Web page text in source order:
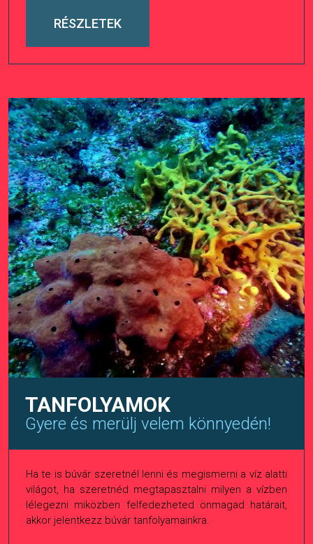
RÉSZLETEK
TANFOLYAMOK
Gyere és merülj velem könnyedén!
Ha te is búvár szeretnél lenni és megismerni a víz alatti
világot, ha szeretnéd megtapasztalni milyen a vízben
lélegezni miközben felfedezheted önmagad határait,
akkor jelentkezz búvár tanfolyamainkra.